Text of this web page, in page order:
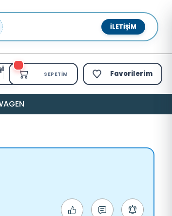
İLETIŞIM
SEPETIM Favorilerim